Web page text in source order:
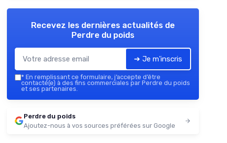
Recevez les dernières actualités de
Perdre du poids
➔ Je m'inscris
* En remplissant ce formulaire, j’accepte d’être
contacté(e) à des fins commerciales par Perdre du poids
et ses partenaires.
Perdre du poids
Ajoutez-nous à vos sources préférées sur Google